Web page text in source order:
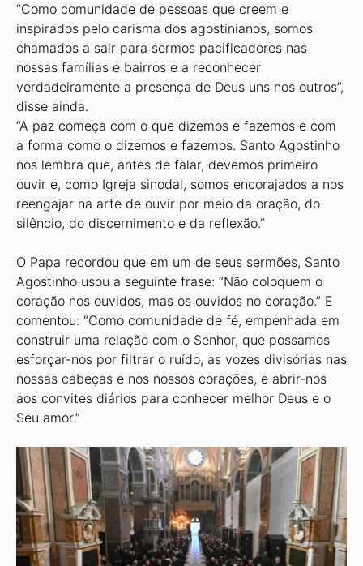
“Como comunidade de pessoas que creem e
inspirados pelo carisma dos agostinianos, somos
chamados a sair para sermos pacificadores nas
nossas famílias e bairros e a reconhecer
verdadeiramente a presença de Deus uns nos outros”,
disse ainda.
“A paz começa com o que dizemos e fazemos e com
a forma como o dizemos e fazemos. Santo Agostinho
nos lembra que, antes de falar, devemos primeiro
ouvir e, como Igreja sinodal, somos encorajados a nos
reengajar na arte de ouvir por meio da oração, do
silêncio, do discernimento e da reflexão.”
O Papa recordou que em um de seus sermões, Santo
Agostinho usou a seguinte frase: “Não coloquem o
coração nos ouvidos, mas os ouvidos no coração.” E
comentou: “Como comunidade de fé, empenhada em
construir uma relação com o Senhor, que possamos
esforçar-nos por filtrar o ruído, as vozes divisórias nas
nossas cabeças e nos nossos corações, e abrir-nos
aos convites diários para conhecer melhor Deus e o
Seu amor.”